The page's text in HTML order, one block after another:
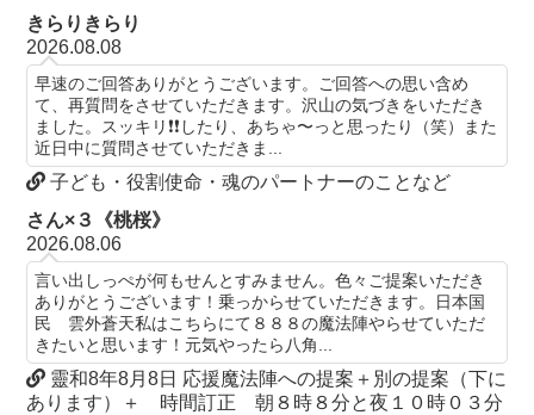
きらりきらり
2026.08.08
早速のご回答ありがとうございます。ご回答への思い含め
て、再質問をさせていただきます。沢山の気づきをいただき
ました。スッキリ❗️❗️したり、あちゃ〜っと思ったり（笑）また
近日中に質問させていただきま...
子ども・役割使命・魂のパートナーのことなど
さん×３《桃桜》
2026.08.06
言い出しっぺが何もせんとすみません。色々ご提案いただき
ありがとうございます！乗っからせていただきます。日本国
民 雲外蒼天私はこちらにて８８８の魔法陣やらせていただ
きたいと思います！元気やったら八角...
靈和8年8月8日 応援魔法陣への提案＋別の提案（下に
あります）＋ 時間訂正 朝８時８分と夜１０時０３分